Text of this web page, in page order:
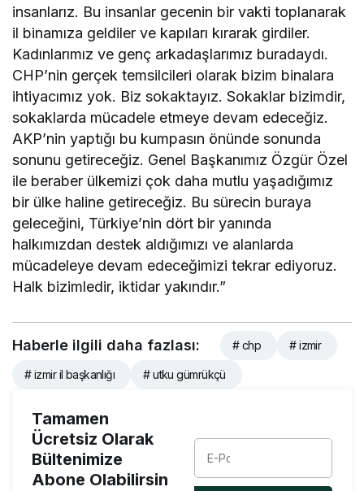
insanlarız. Bu insanlar gecenin bir vakti toplanarak
il binamıza geldiler ve kapıları kırarak girdiler.
Kadınlarımız ve genç arkadaşlarımız buradaydı.
CHP’nin gerçek temsilcileri olarak bizim binalara
ihtiyacımız yok. Biz sokaktayız. Sokaklar bizimdir,
sokaklarda mücadele etmeye devam edeceğiz.
AKP’nin yaptığı bu kumpasın önünde sonunda
sonunu getireceğiz. Genel Başkanımız Özgür Özel
ile beraber ülkemizi çok daha mutlu yaşadığımız
bir ülke haline getireceğiz. Bu sürecin buraya
geleceğini, Türkiye’nin dört bir yanında
halkımızdan destek aldığımızı ve alanlarda
mücadeleye devam edeceğimizi tekrar ediyoruz.
Halk bizimledir, iktidar yakındır.”
Haberle ilgili daha fazlası: # chp # izmir
# izmir il başkanlığı # utku gümrükçü
Tamamen
Ücretsiz Olarak
Bültenimize
Abone Olabilirsin